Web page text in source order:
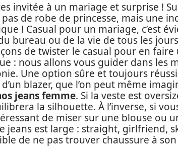
invitée à un mariage et surprise !
de robe de princesse, mais une
! Casual pour un mariage, c’est
bureau ou de la vie de tous les
de twister le casual pour en
: nous allons vous guider dans les
Une option sûre et toujours
d’un blazer, que l’on peut même
jeans femme. Si la veste est
la silhouette. À l’inverse, si
de miser sur une blouse ou
jeans est large : straight, girlfriend,
de ne pas trouver chaussure à